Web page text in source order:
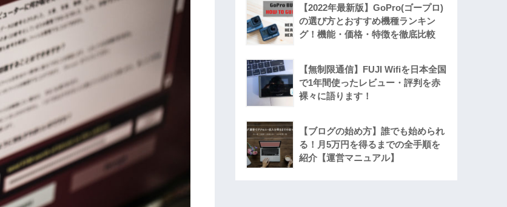
【2022年最新版】GoPro(ゴープロ)
の選び方とおすすめ機種ランキン
グ！機能・価格・特徴を徹底比較
【無制限通信】FUJI Wifiを日本全国
で1年間使ったレビュー・評判を赤
裸々に語ります！
【ブログの始め方】誰でも始められ
る！月5万円を得るまでの全手順を
紹介【運営マニュアル】